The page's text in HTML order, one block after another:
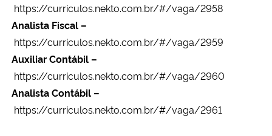
Ministério do Desenvolvimento Regional
Controladoria-Geral da União
Ministério da Mulher, da Família e dos Direitos Humanos
https://curriculos.nekto.com.br/#/vaga/2958
Analista Fiscal –
https://curriculos.nekto.com.br/#/vaga/2959
Auxiliar Contábil –
https://curriculos.nekto.com.br/#/vaga/2960
Analista Contábil –
https://curriculos.nekto.com.br/#/vaga/2961